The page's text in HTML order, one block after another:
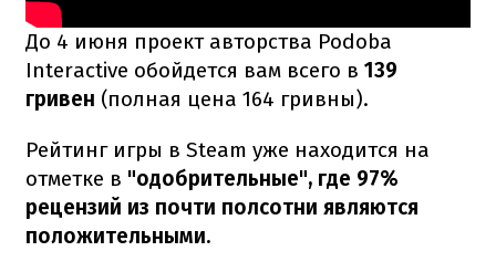
До 4 июня проект авторства Podoba
Interactive обойдется вам всего в 139
гривен (полная цена 164 гривны).
Рейтинг игры в Steam уже находится на
отметке в "одобрительные", где 97%
рецензий из почти полсотни являются
положительными.